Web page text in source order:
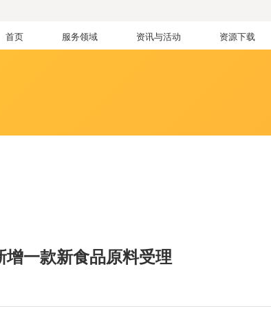
首页 服务领域 资讯与活动 资源下载
增一款新食品原料受理